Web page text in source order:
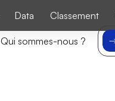
Qui sommes-nous ?
Data Classement